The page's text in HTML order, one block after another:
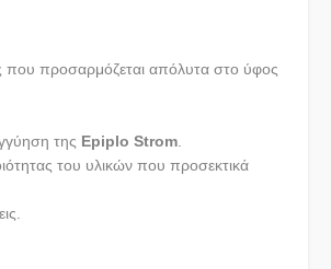
που προσαρμόζεται απόλυτα στο ύφος
της Epiplo Strom
του υλικών που προσεκτικά